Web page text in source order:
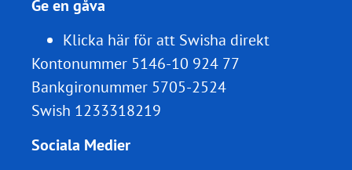
Ge en gåva
Klicka här för att Swisha direkt
Kontonummer 5146-10 924 77
Bankgironummer 5705-2524
Swish 1233318219
Sociala Medier